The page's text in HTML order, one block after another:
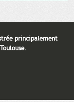
principalement